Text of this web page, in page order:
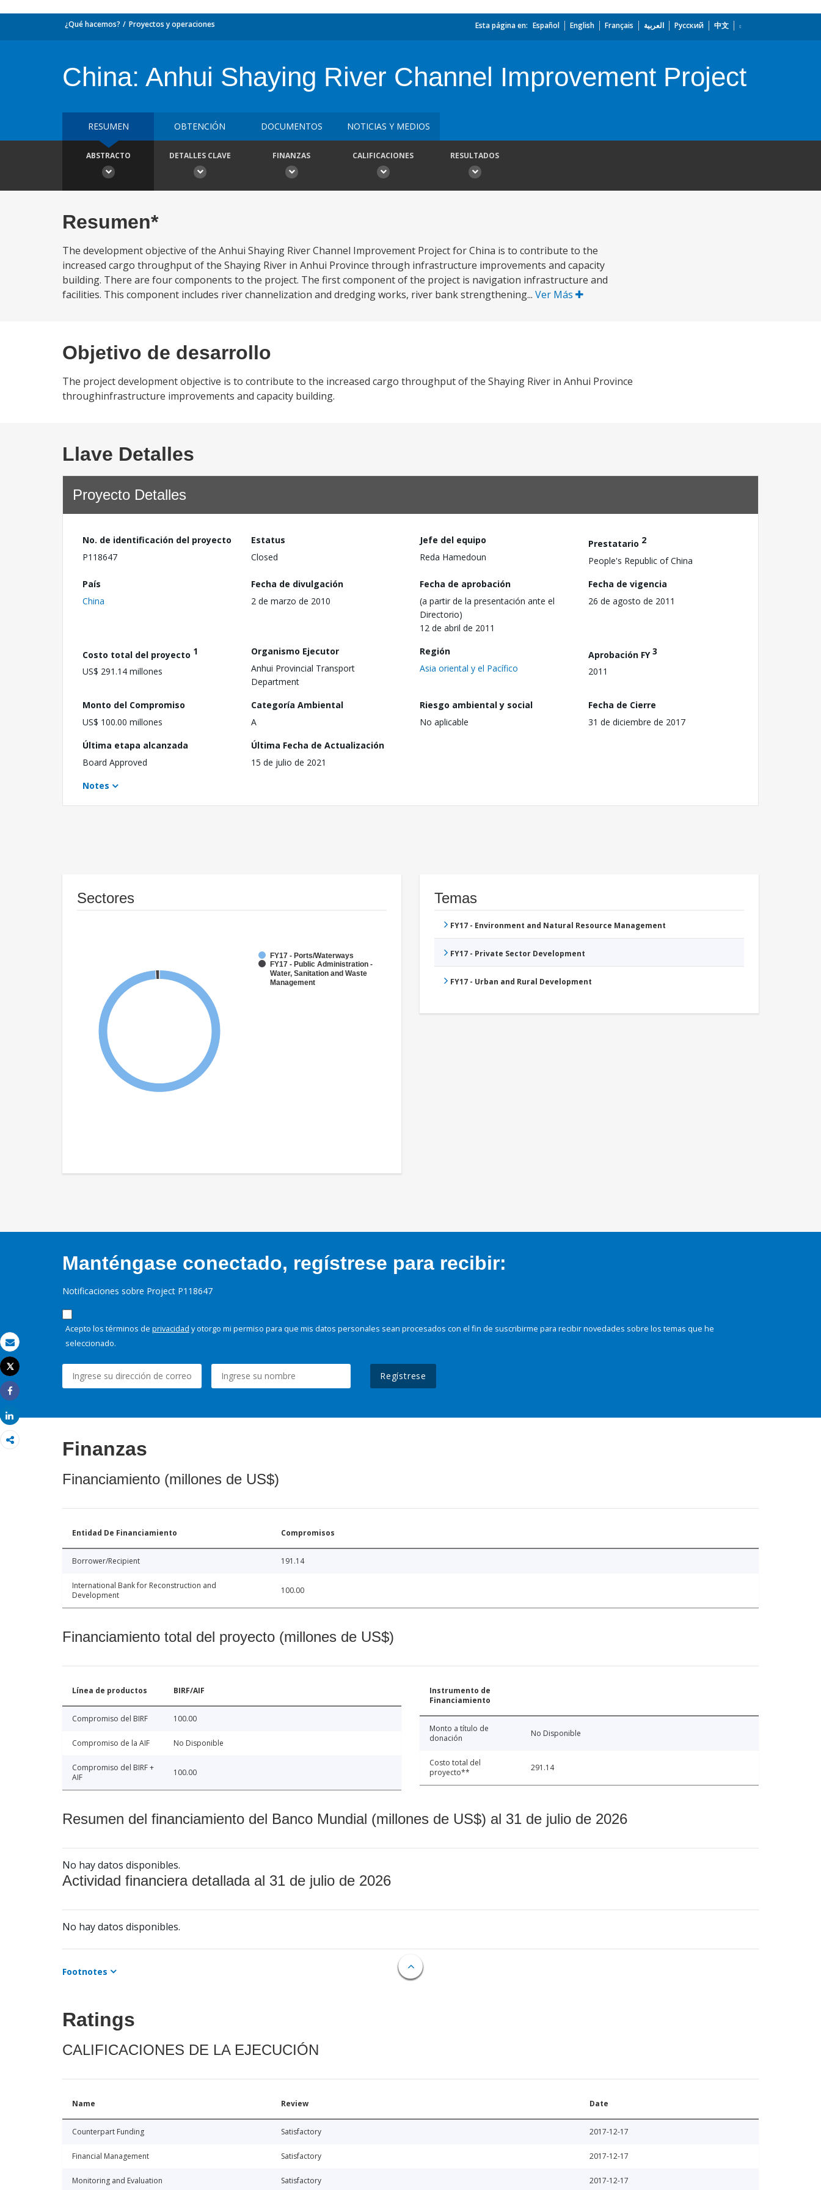
Correo electrónico
Imprimir
Tweet
Share
Share
¿Qué hacemos? Proyectos y operaciones Esta página en: Español English Français العربية Русский 中文
China: Anhui Shaying River Channel Improvement Project
RESUMEN OBTENCIÓN DOCUMENTOS NOTICIAS Y MEDIOS
ABSTRACTO DETALLES CLAVE FINANZAS CALIFICACIONES RESULTADOS
Resumen*
The development objective of the Anhui Shaying River Channel Improvement Project for China is to contribute to the
increased cargo throughput of the Shaying River in Anhui Province through infrastructure improvements and capacity
building. There are four components to the project. The first component of the project is navigation infrastructure and
facilities. This component includes river channelization and dredging works, river bank strengthening... Ver Más
Objetivo de desarrollo
The project development objective is to contribute to the increased cargo throughput of the Shaying River in Anhui Province
throughinfrastructure improvements and capacity building.
Llave Detalles
Proyecto Detalles
No. de identificación del proyecto
P118647
Estatus
Closed
Jefe del equipo
Reda Hamedoun
Prestatario 2
People's Republic of China
País
China
Fecha de divulgación
2 de marzo de 2010
Fecha de aprobación
(a partir de la presentación ante el
Directorio)
12 de abril de 2011
Fecha de vigencia
26 de agosto de 2011
Costo total del proyecto 1
US$ 291.14 millones
Organismo Ejecutor
Anhui Provincial Transport
Department
Región
Asia oriental y el Pacífico
Aprobación FY3
2011
Monto del Compromiso
US$ 100.00 millones
Categoría Ambiental
A
Riesgo ambiental y social
No aplicable
Fecha de Cierre
31 de diciembre de 2017
Última etapa alcanzada
Board Approved
Última Fecha de Actualización
15 de julio de 2021
Notes
Sectores
FY17 - Ports/Waterways
FY17 - Public Administration -
Water, Sanitation and Waste
Management
Temas
FY17 - Environment and Natural Resource Management
FY17 - Private Sector Development
FY17 - Urban and Rural Development
Manténgase conectado, regístrese para recibir:
Notificaciones sobre Project P118647
Acepto los términos de privacidad y otorgo mi permiso para que mis datos personales sean procesados con el fin de suscribirme para recibir novedades sobre los temas que he
seleccionado.
Regístrese
Finanzas
Financiamiento (millones de US$)
Entidad De Financiamiento Compromisos
Borrower/Recipient 191.14
International Bank for Reconstruction and
Development
100.00
Financiamiento total del proyecto (millones de US$)
Línea de productos BIRF/AIF
Compromiso del BIRF 100.00
Compromiso de la AIF No Disponible
Compromiso del BIRF +
AIF
100.00
Instrumento de
Financiamiento
Monto a título de
donación
No Disponible
Costo total del
proyecto**
291.14
Resumen del financiamiento del Banco Mundial (millones de US$) al 31 de julio de 2026
No hay datos disponibles.
Actividad financiera detallada al 31 de julio de 2026
No hay datos disponibles.
Footnotes
Ratings
CALIFICACIONES DE LA EJECUCIÓN
Name Review Date
Counterpart Funding Satisfactory 2017-12-17
Financial Management Satisfactory 2017-12-17
Monitoring and Evaluation Satisfactory 2017-12-17